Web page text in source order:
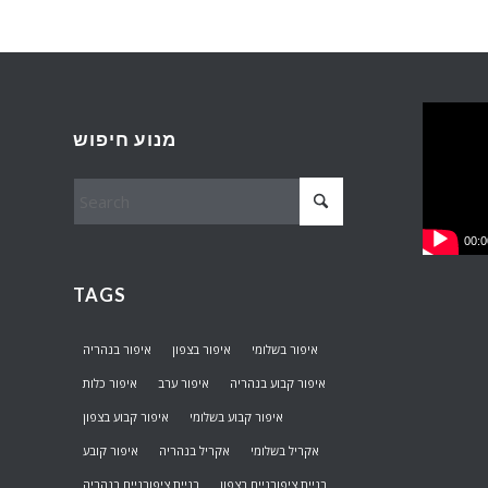
מנוע חיפוש
TAGS
איפור בנהריה איפור בצפון איפור בשלומי
איפור כלות איפור ערב איפור קבוע בנהריה
איפור קבוע בצפון איפור קבוע בשלומי
איפור קובע אקריל בנהריה אקריל בשלומי
בניית ציפורניים בנהריה בניית ציפורניים בצפון